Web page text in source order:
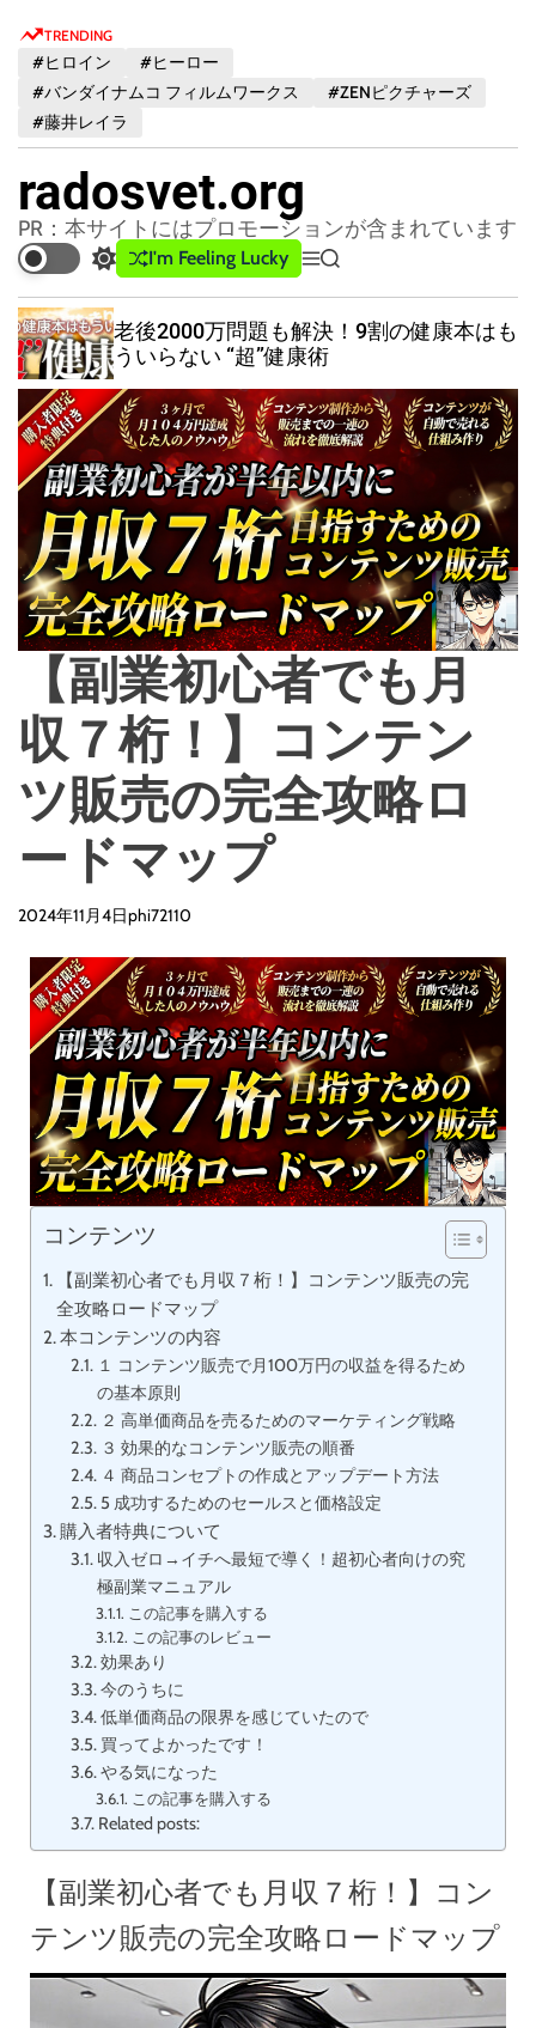
TRENDING
#ヒロイン
#ヒーロー
#バンダイナムコ フィルムワークス
#ZENピクチャーズ
#藤井レイラ
radosvet.org
PR：本サイトにはプロモーションが含まれています
S
w
i
t
c
h
c
o
l
o
r
m
o
d
e
I'm Feeling Lucky
M
e
n
u
S
e
r
h
老後2000万問題も解決！9割の健康本はも
ういらない “超”健康術
【副業初心者でも月
収７桁！】コンテン
ツ販売の完全攻略ロ
ードマップ
2024年11月4日phi72110
コンテンツ
【副業初心者でも月収７桁！】コンテンツ販売の完
全攻略ロードマップ
本コンテンツの内容
１ コンテンツ販売で月100万円の収益を得るため
の基本原則
２ 高単価商品を売るためのマーケティング戦略
３ 効果的なコンテンツ販売の順番
４ 商品コンセプトの作成とアップデート方法
5 成功するためのセールスと価格設定
購入者特典について
収入ゼロ→イチへ最短で導く！超初心者向けの究
極副業マニュアル
この記事を購入する
この記事のレビュー
効果あり
今のうちに
低単価商品の限界を感じていたので
買ってよかったです！
やる気になった
この記事を購入する
Related posts:
【副業初心者でも月収７桁！】コン
テンツ販売の完全攻略ロードマップ